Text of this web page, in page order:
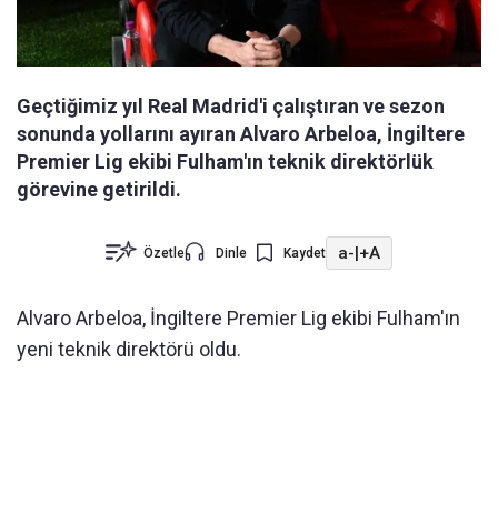
Geçtiğimiz yıl Real Madrid'i çalıştıran ve sezon
sonunda yollarını ayıran Alvaro Arbeloa, İngiltere
Premier Lig ekibi Fulham'ın teknik direktörlük
görevine getirildi.
Özetle Dinle Kaydet a-|+A
Alvaro Arbeloa, İngiltere Premier Lig ekibi Fulham'ın
yeni teknik direktörü oldu.